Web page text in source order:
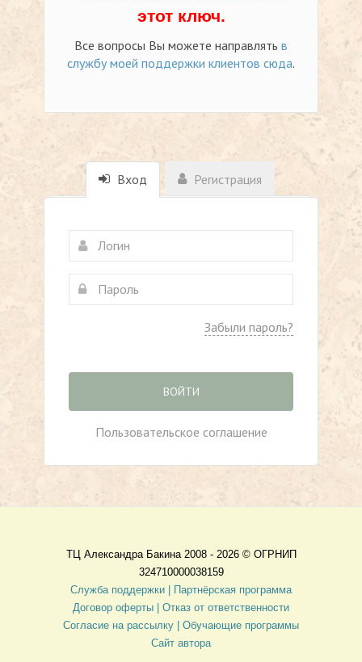
этот ключ.
Все вопросы Вы можете направлять в
службу моей поддержки клиентов сюда.
Вход Регистрация
Забыли пароль?
ВОЙТИ
Пользовательское соглашение
ТЦ Александра Бакина 2008 - 2026 © ОГРНИП
324710000038159
Служба поддержки |
Партнёрская программа
Договор оферты
| Отказ от ответственности
Согласие на рассылку | Обучающие программы
Сайт автора